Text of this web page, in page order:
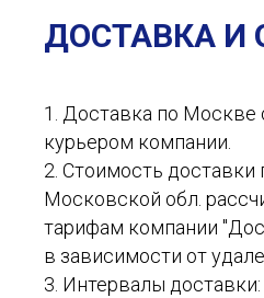
ДОСТАВКА И
1. Доставка по Москве
курьером компании.
2. Стоимость
Московской обл.
тарифам компании
в зависимости от
3. Интервалы доставки: